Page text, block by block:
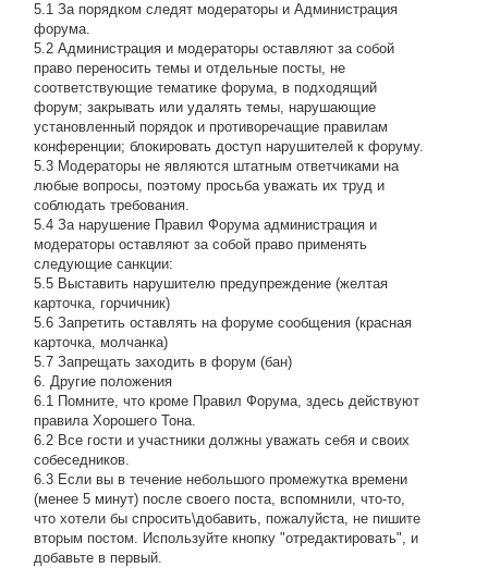
5.1 За порядком следят модераторы и Администрация
форума.
5.2 Администрация и модераторы оставляют за собой
право переносить темы и отдельные посты, не
соответствующие тематике форума, в подходящий
форум; закрывать или удалять темы, нарушающие
установленный порядок и противоречащие правилам
конференции; блокировать доступ нарушителей к форуму.
5.3 Модераторы не являются штатным ответчиками на
любые вопросы, поэтому просьба уважать их труд и
соблюдать требования.
5.4 За нарушение Правил Форума администрация и
модераторы оставляют за собой право применять
следующие санкции:
5.5 Выставить нарушителю предупреждение (желтая
карточка, горчичник)
5.6 Запретить оставлять на форуме сообщения (красная
карточка, молчанка)
5.7 Запрещать заходить в форум (бан)
6. Другие положения
6.1 Помните, что кроме Правил Форума, здесь действуют
правила Хорошего Тона.
6.2 Все гости и участники должны уважать себя и своих
собеседников.
6.3 Если вы в течение небольшого промежутка времени
(менее 5 минут) после своего поста, вспомнили, что-то,
что хотели бы спросить\добавить, пожалуйста, не пишите
вторым постом. Используйте кнопку "отредактировать", и
добавьте в первый.